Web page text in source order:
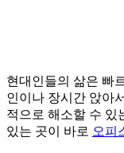
현대인들의 삶은 빠르게 움직이며, 그 속도에 맞추다 보면 어느새 몸과 마음이 지쳐 있음을 느끼게 됩니다. 특히 직장
인이나 장시간 앉아
적으로 해소할 수 있
있는 곳이 바로 오피